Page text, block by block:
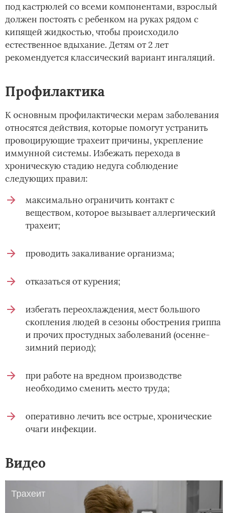
под кастрюлей со всеми компонентами, взрослый
должен постоять с ребенком на руках рядом с
кипящей жидкостью, чтобы происходило
естественное вдыхание. Детям от 2 лет
рекомендуется классический вариант ингаляций.
Профилактика
К основным профилактически мерам заболевания
относятся действия, которые помогут устранить
провоцирующие трахеит причины, укрепление
иммунной системы. Избежать перехода в
хроническую стадию недуга соблюдение
следующих правил:
максимально ограничить контакт с
веществом, которое вызывает аллергический
трахеит;
проводить закаливание организма;
отказаться от курения;
избегать переохлаждения, мест большого
скопления людей в сезоны обострения гриппа
и прочих простудных заболеваний (осенне-
зимний период);
при работе на вредном производстве
необходимо сменить место труда;
оперативно лечить все острые, хронические
очаги инфекции.
Видео
Трахеит